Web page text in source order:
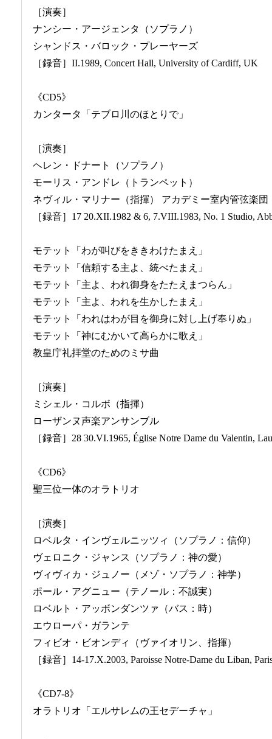
［演奏］
ナンシー・アージェンタ（ソプラノ）
シャンドス・バロック・プレーヤーズ
［録音］II.1989, Concert Hall, University of Cardiff, UK
《CD5》
カンタータ「テブロ川のほとりで」
［演奏］
ヘレン・ドナート（ソプラノ）
モーリス・アンドレ（トランペット）
ネヴィル・マリナー（指揮） アカデミー室内管弦楽団
［録音］17 20.XII.1982 & 6, 7.VIII.1983, No. 1 Studio,
モテット「わが叫びをききわけたまえ」
モテット「信頼する主よ、統べたまえ」
モテット「主よ、われ御身をたたえまつらん」
モテット「主よ、われを生かしたまえ」
モテット「われはわが目を御身に対し上げ奉りぬ」
モテット「神にむかいて高らかに歌え」
教皇庁礼拝堂のためのミサ曲
［演奏］
ミシェル・コルボ（指揮）
ローザンヌ声楽アンサンブル
［録音］28 30.VI.1965, Église Notre Dame du Valentin,
《CD6》
聖三位一体のオラトリオ
［演奏］
ロベルタ・インヴェルニッツィ（ソプラノ：信仰）
ヴェロニク・ジャンス（ソプラノ：神の愛）
ヴィヴィカ・ジュノー（メゾ・ソプラノ：神学）
ポール・アグニュー（テノール：不誠実）
ロベルト・アッボンダンツァ（バス：時）
エウローパ・ガランテ
フィビオ・ビオンディ（ヴァイオリン、指揮）
［録音］14-17.X.2003, Paroisse Notre-Dame du Liban,
《CD7-8》
オラトリオ「エルサレムの王セデーチャ」